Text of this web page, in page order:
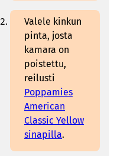
Valele kinkun
pinta, josta
kamara on
poistettu,
reilusti
Poppamies
American
Classic Yellow
sinapilla.